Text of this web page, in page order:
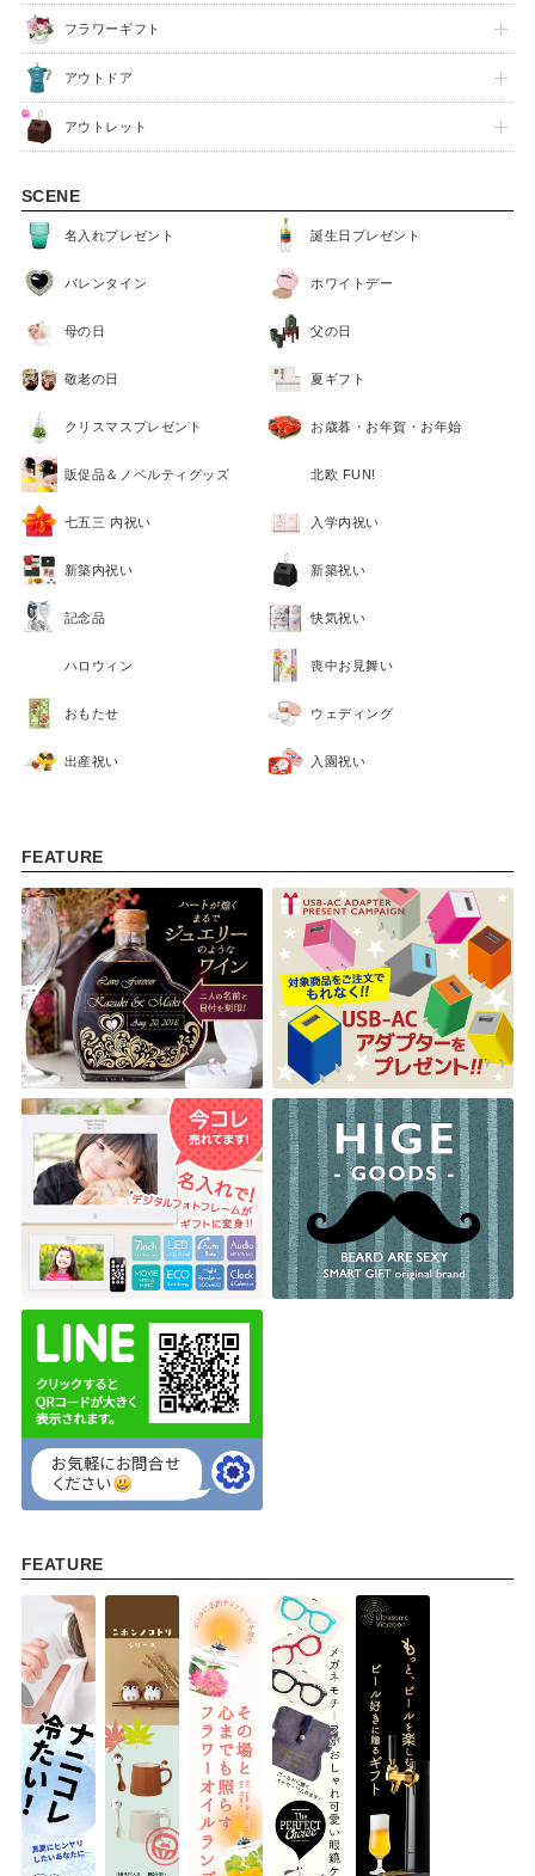
フラワーギフト
アウトドア
アウトレット
SCENE
名入れプレゼント 誕生日プレゼント
バレンタイン ホワイトデー
母の日 父の日
敬老の日 夏ギフト
クリスマスプレゼント お歳暮・お年賀・お年始
販促品＆ノベルティグッズ 北欧 FUN!
七五三 内祝い 入学内祝い
新築内祝い 新築祝い
記念品 快気祝い
ハロウィン 喪中お見舞い
おもたせ ウェディング
出産祝い 入園祝い
FEATURE
FEATURE